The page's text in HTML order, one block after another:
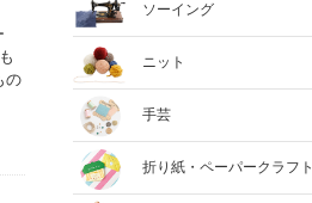
の
ソーイング
ニット
手芸
折り紙・ペーパークラフト